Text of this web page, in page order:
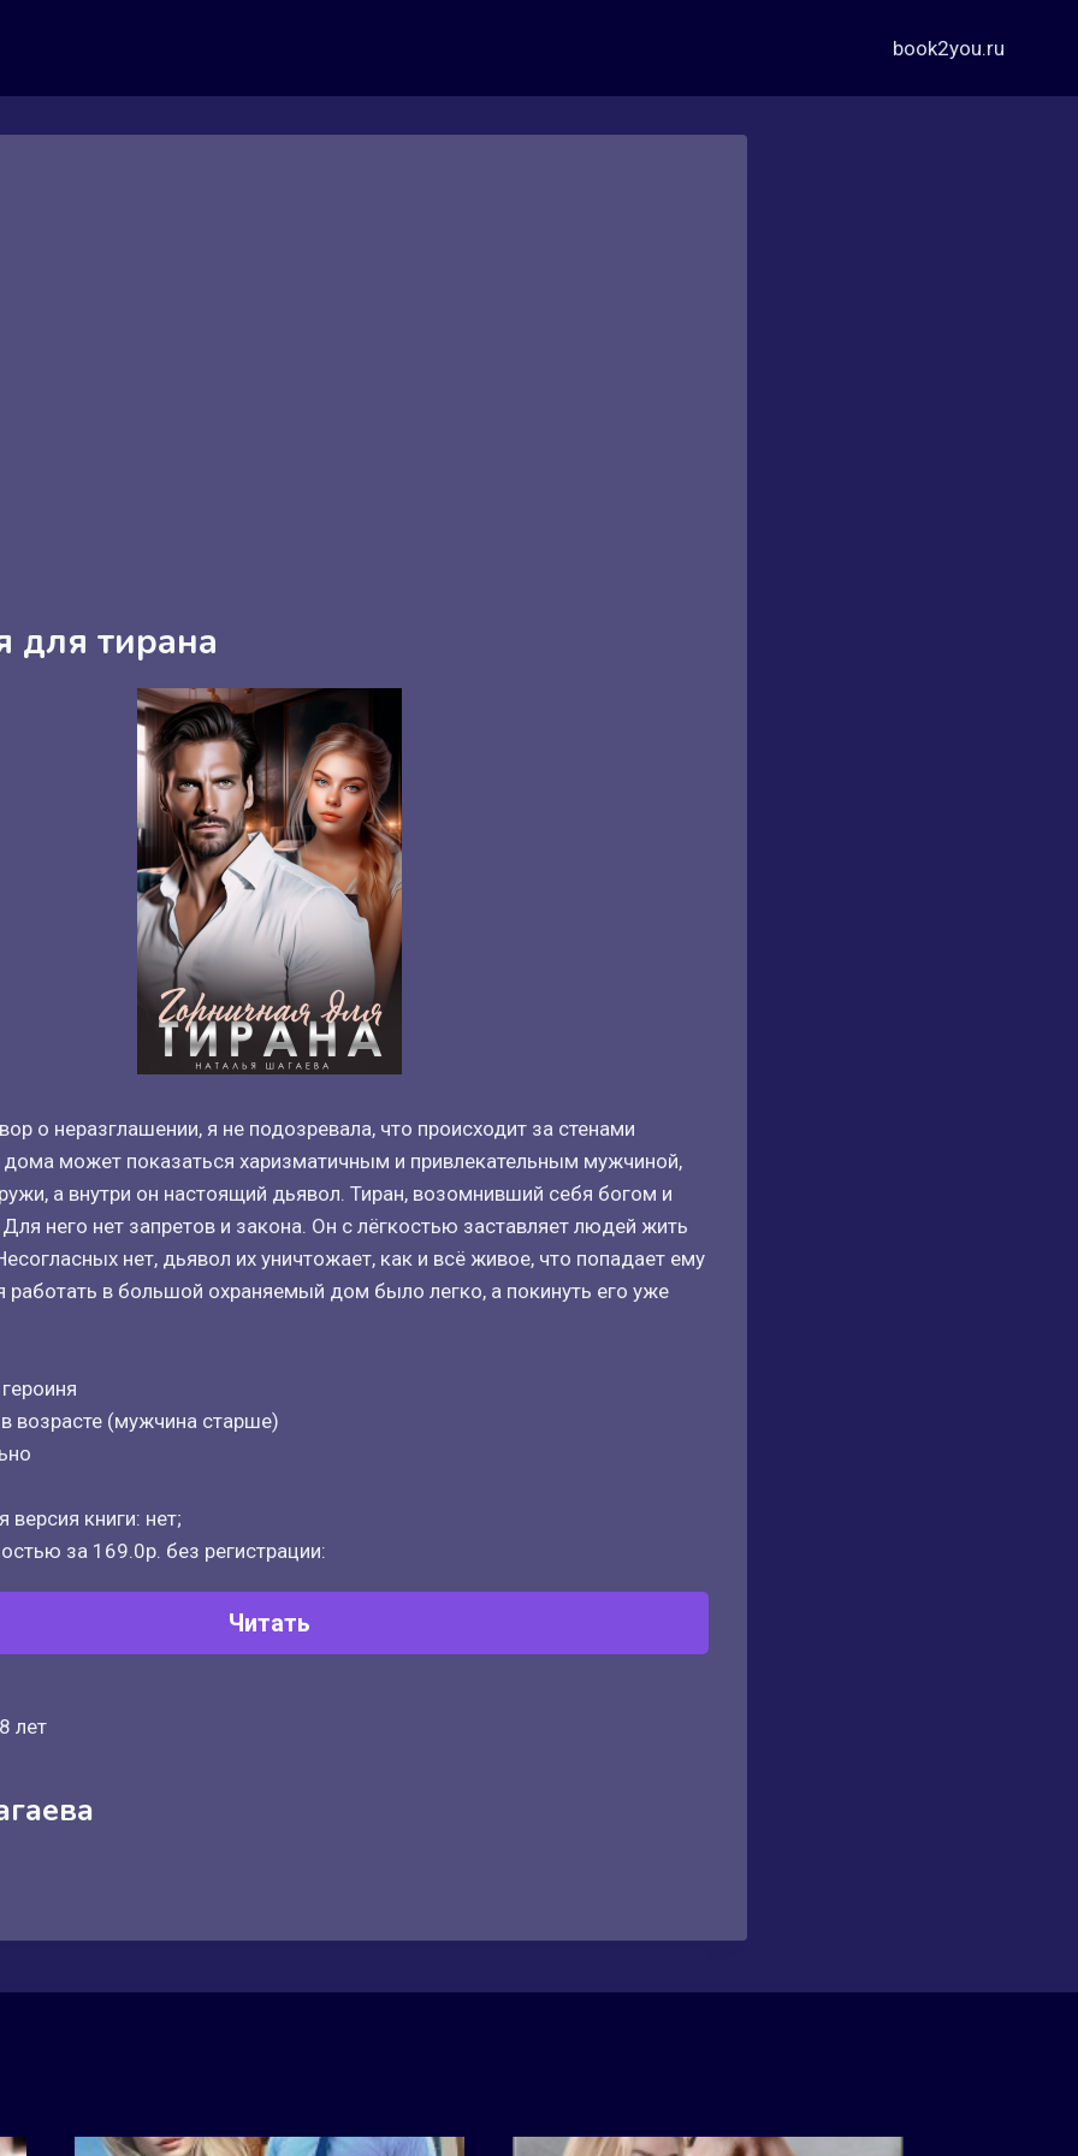
book2you.ru
для тирана
о неразглашении, я не подозревала, что происходит за стенами
может показаться харизматичным и привлекательным мужчиной,
а внутри он настоящий дьявол. Тиран, возомнивший себя богом и
него нет запретов и закона. Он с лёгкостью заставляет людей жить
нет, дьявол их уничтожает, как и всё живое, что попадает ему
работать в большой охраняемый дом было легко, а покинуть его уже
возрасте (мужчина старше)
версия книги: нет;
за 169.0р. без регистрации:
Читать
лет